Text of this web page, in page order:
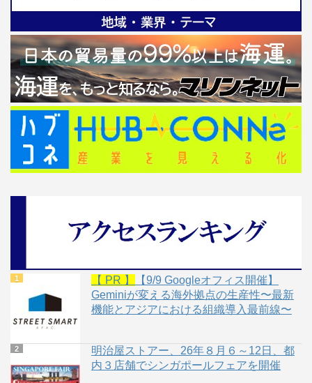
【 PR 】
【9/9 Googleオフィス開催】
Geminiが変える海外拠点の生産性〜最新
機能とアジアにおける組織導入最前線〜
明治屋ストアー、26年８月６～12日、都
内３店舗でシンガポールフェアを開催